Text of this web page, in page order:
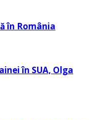
în România
în SUA, Olga